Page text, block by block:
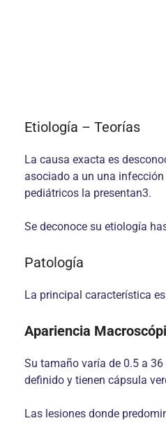
Etiología – Teorías
La causa exacta es
asociado a un una
pediátricos la presentan3.
Se deconoce su etiología
Patología
La principal característica
Apariencia
Su tamaño varía de 0.5 a
definido y tienen cápsula
Las lesiones donde